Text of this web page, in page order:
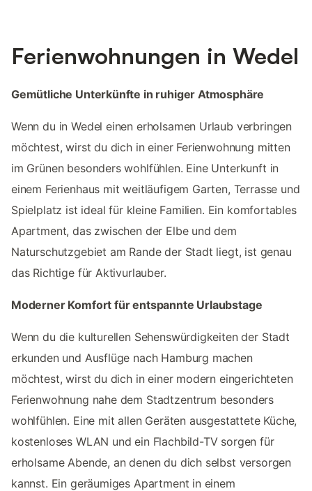
Ferienwohnungen in Wedel
Gemütliche Unterkünfte in ruhiger Atmosphäre
Wenn du in Wedel einen erholsamen Urlaub verbringen
möchtest, wirst du dich in einer Ferienwohnung mitten
im Grünen besonders wohlfühlen. Eine Unterkunft in
einem Ferienhaus mit weitläufigem Garten, Terrasse und
Spielplatz ist ideal für kleine Familien. Ein komfortables
Apartment, das zwischen der Elbe und dem
Naturschutzgebiet am Rande der Stadt liegt, ist genau
das Richtige für Aktivurlauber.
Moderner Komfort für entspannte Urlaubstage
Wenn du die kulturellen Sehenswürdigkeiten der Stadt
erkunden und Ausflüge nach Hamburg machen
möchtest, wirst du dich in einer modern eingerichteten
Ferienwohnung nahe dem Stadtzentrum besonders
wohlfühlen. Eine mit allen Geräten ausgestattete Küche,
kostenloses WLAN und ein Flachbild-TV sorgen für
erholsame Abende, an denen du dich selbst versorgen
kannst. Ein geräumiges Apartment in einem